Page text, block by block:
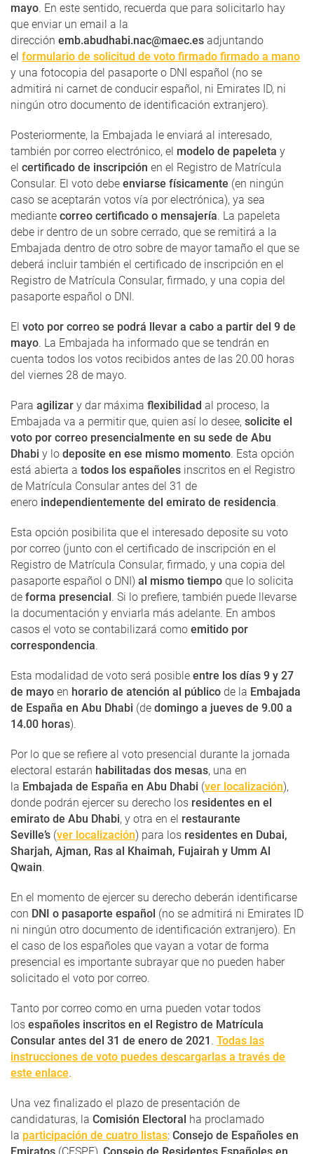
mayo. En este sentido, recuerda que para solicitarlo hay
que enviar un email a la
dirección emb.abudhabi.nac@maec.es adjuntando
el formulario de solicitud de voto firmado firmado a mano
y una fotocopia del pasaporte o DNI español (no se
admitirá ni carnet de conducir español, ni Emirates ID, ni
ningún otro documento de identificación extranjero).
Posteriormente, la Embajada le enviará al interesado,
también por correo electrónico, el modelo de papeleta y
el certificado de inscripción en el Registro de Matrícula
Consular. El voto debe enviarse físicamente (en ningún
caso se aceptarán votos vía por electrónica), ya sea
mediante correo certificado o mensajería. La papeleta
debe ir dentro de un sobre cerrado, que se remitirá a la
Embajada dentro de otro sobre de mayor tamaño el que se
deberá incluir también el certificado de inscripción en el
Registro de Matrícula Consular, firmado, y una copia del
pasaporte español o DNI.
El voto por correo se podrá llevar a cabo a partir del 9 de
mayo. La Embajada ha informado que se tendrán en
cuenta todos los votos recibidos antes de las 20.00 horas
del viernes 28 de mayo.
Para agilizar y dar máxima flexibilidad al proceso, la
Embajada va a permitir que, quien así lo desee, solicite el
voto por correo presencialmente en su sede de Abu
Dhabi y lo deposite en ese mismo momento. Esta opción
está abierta a todos los españoles inscritos en el Registro
de Matrícula Consular antes del 31 de
enero independientemente del emirato de residencia.
Esta opción posibilita que el interesado deposite su voto
por correo (junto con el certificado de inscripción en el
Registro de Matrícula Consular, firmado, y una copia del
pasaporte español o DNI) al mismo tiempo que lo solicita
de forma presencial. Si lo prefiere, también puede llevarse
la documentación y enviarla más adelante. En ambos
casos el voto se contabilizará como emitido por
correspondencia.
Esta modalidad de voto será posible entre los días 9 y 27
de mayo en horario de atención al público de la Embajada
de España en Abu Dhabi (de domingo a jueves de 9.00 a
14.00 horas).
Por lo que se refiere al voto presencial durante la jornada
electoral estarán habilitadas dos mesas, una en
la Embajada de España en Abu Dhabi (ver localización),
donde podrán ejercer su derecho los residentes en el
emirato de Abu Dhabi, y otra en el restaurante
Seville’s (ver localización) para los residentes en Dubai,
Sharjah, Ajman, Ras al Khaimah, Fujairah y Umm Al
Qwain.
En el momento de ejercer su derecho deberán identificarse
con DNI o pasaporte español (no se admitirá ni Emirates ID
ni ningún otro documento de identificación extranjero). En
el caso de los españoles que vayan a votar de forma
presencial es importante subrayar que no pueden haber
solicitado el voto por correo.
Tanto por correo como en urna pueden votar todos
los españoles inscritos en el Registro de Matrícula
Consular antes del 31 de enero de 2021 . Todas las
instrucciones de voto puedes descargarlas a través de
este enlace.
Una vez finalizado el plazo de presentación de
candidaturas, la Comisión Electoral ha proclamado
la participación de cuatro listas: Consejo de Españoles en